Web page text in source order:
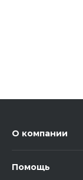
О компании
Помощь